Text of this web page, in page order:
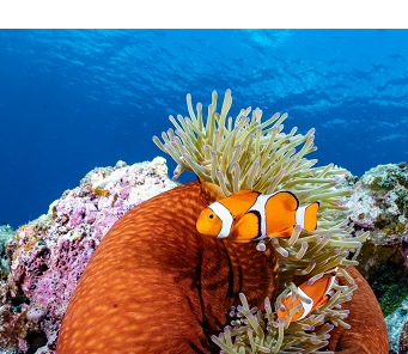
、傷害や損害につながった場合、またはその